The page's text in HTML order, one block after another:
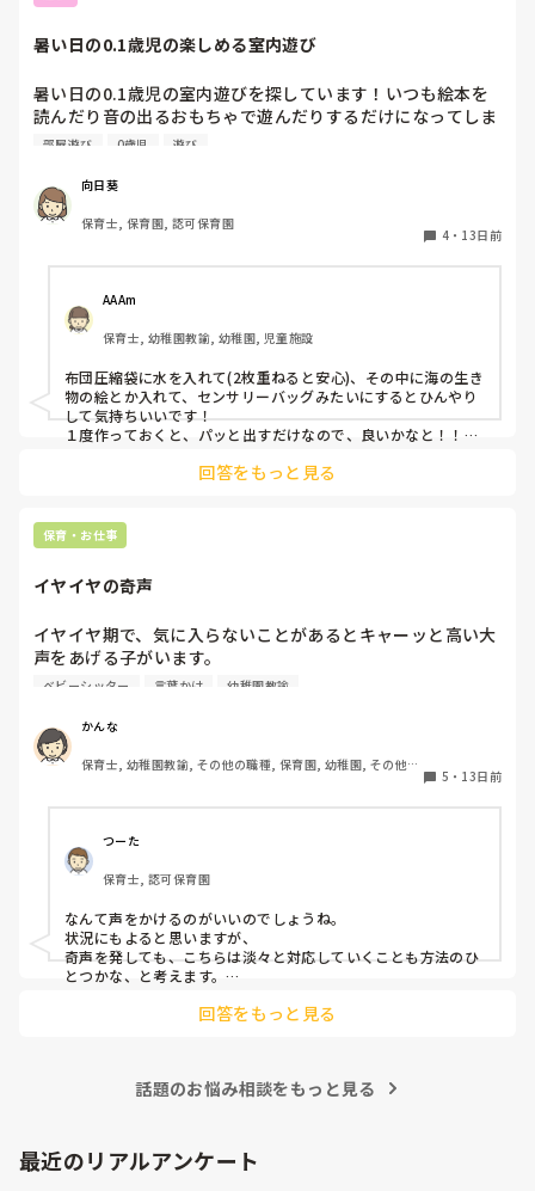
暑い日の0.1歳児の楽しめる室内遊び
暑い日の0.1歳児の室内遊びを探しています！いつも絵本を
読んだり音の出るおもちゃで遊んだりするだけになってしま
いマンネリ化しています。隙間時間でパッと準備ができて楽
か？？
部屋遊び 0歳児 遊び
向日葵
保育士, 保育園, 認可保育園
4・ 13日前
AAAm
保育士, 幼稚園教諭, 幼稚園, 児童施設
布団圧縮袋に水を入れて(2枚重ねると安心)、その中に海の生き
物の絵とか入れて、センサリーバッグみたいにするとひんやり
して気持ちいいです！
１度作っておくと、パッと出すだけなので、良いかなと！！
回答をもっと見る
保育・お仕事
イヤイヤの奇声
イヤイヤ期で、気に入らないことがあるとキャーッと高い大
声をあげる子がいます。
家庭では一人っ子で、おうちの人がみなまで言わずとも汲み
てもらえるになっています。
言わないとわからないし、ダメなこともあるよって
なんて声かけるのが良いのでしょうか…
ベビーシッター 言葉かけ 幼稚園教諭
かんな
保育士, 幼稚園教諭, その他の職種, 保育園, 幼稚園, その他の
5 ・ 13日前
つーた
保育士, 認可保育園
なんて声をかけるのがいいのでしょうね。
状況にもよると思いますが、
奇声を発しても、こちらは淡々と対応していくことも方法のひ
とつかな、と考えます。
そのキャーッは、何かな？
機嫌のいい時？など、自然な関わりができる時には、「何かあ
それから、
回答をもっと見る
話題のお悩み相談をもっと見る
最近のリアルアンケート